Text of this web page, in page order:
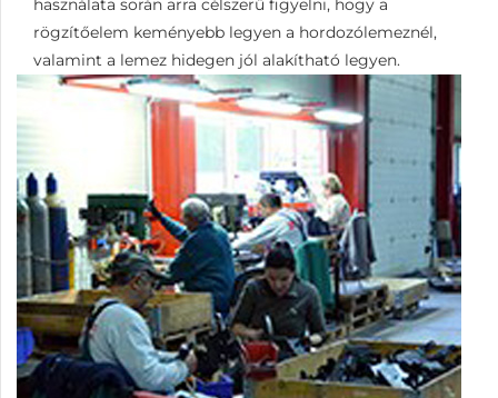
használata során arra célszerű figyelni, hogy a
rögzítőelem keményebb legyen a hordozólemeznél,
valamint a lemez hidegen jól alakítható legyen.